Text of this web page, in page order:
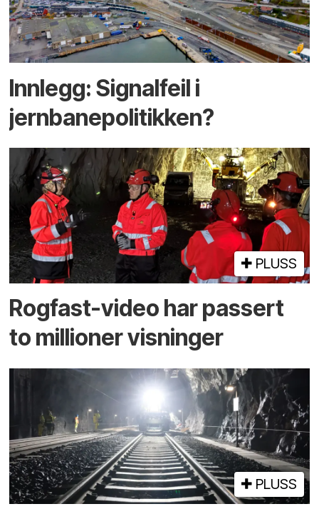
Innlegg: Signalfeil i
jernbanepolitikken?
PLUSS
Rogfast-video har passert
to millioner visninger
PLUSS